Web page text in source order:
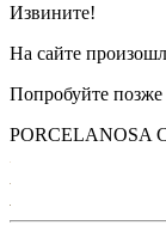
Извините!
На сайте
Попробуйте позже
PORCELANOSA